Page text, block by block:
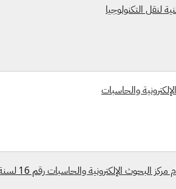
الإلكترونية والحاسبات رقم 16 لسنة 1984